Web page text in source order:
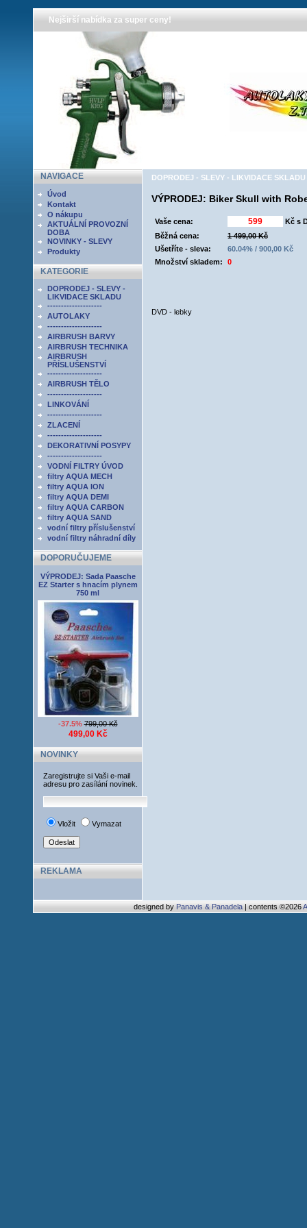
Nejširší nabídka za super ceny!
NAVIGACE
Úvod
Kontakt
O nákupu
AKTUÁLNÍ PROVOZNÍ
DOBA
NOVINKY - SLEVY
Produkty
KATEGORIE
DOPRODEJ - SLEVY -
LIKVIDACE SKLADU
--------------------
AUTOLAKY
--------------------
AIRBRUSH BARVY
AIRBRUSH TECHNIKA
AIRBRUSH
PŘÍSLUŠENSTVÍ
--------------------
AIRBRUSH TĚLO
--------------------
LINKOVÁNÍ
--------------------
ZLACENÍ
--------------------
DEKORATIVNÍ POSYPY
--------------------
VODNÍ FILTRY ÚVOD
filtry AQUA MECH
filtry AQUA ION
filtry AQUA DEMI
filtry AQUA CARBON
filtry AQUA SAND
vodní filtry příslušenství
vodní filtry náhradní díly
DOPORUČUJEME
VÝPRODEJ: Sada Paasche
EZ Starter s hnacím plynem
750 ml
-37.5%799,00 Kč
499,00 Kč
NOVINKY
Zaregistrujte si Vaši e-mail
adresu pro zasílání novinek.
Vložit Vymazat
REKLAMA
DOPRODEJ - SLEVY - LIKVIDACE
VÝPRODEJ: Biker Skull with
Vaše cena:
Kč s
Běžná cena:
1 499,00 Kč
Ušetříte - sleva:
60.04% / 900,00 Kč
Množství skladem:
0
DVD - lebky
designed byPanavis & Panadela| contents ©2026